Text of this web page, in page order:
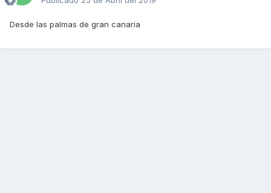
Desde las palmas de gran canaria